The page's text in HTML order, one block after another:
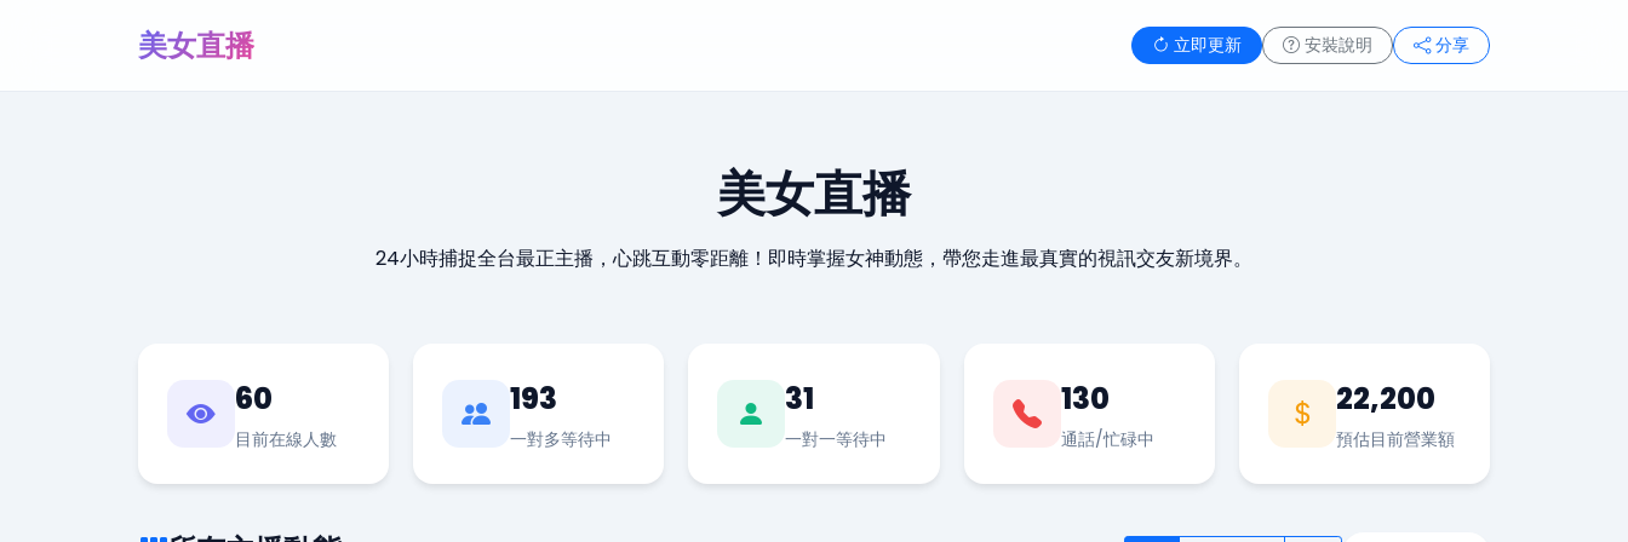
美女直播 立即更新 安裝說明 分享
美女直播
24小時捕捉全台最正主播，心跳互動零距離！即時掌握女神動態，帶您走進最真實的視訊交友新境界。
60
目前在線人數
193
一對多等待中
31
一對一等待中
130
通話/忙碌中
22,200
預估目前營業額